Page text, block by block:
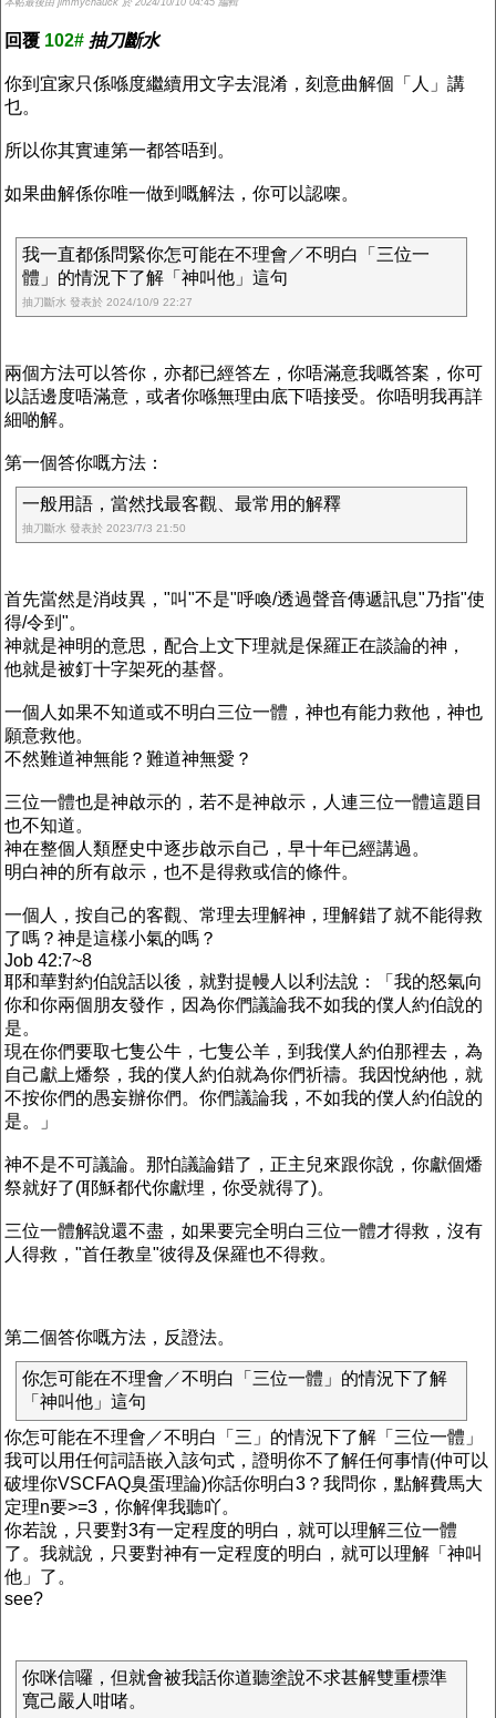
本帖最後由 jimmychauck 於 2024/10/10 04:45 編輯
回覆 102# 抽刀斷水
你到宜家只係喺度繼續用文字去混淆，刻意曲解個「人」講
乜。
所以你其實連第一都答唔到。
如果曲解係你唯一做到嘅解法，你可以認㗎。
我一直都係問緊你怎可能在不理會／不明白「三位一
體」的情況下了解「神叫他」這句
抽刀斷水 發表於 2024/10/9 22:27
兩個方法可以答你，亦都已經答左，你唔滿意我嘅答案，你可
以話邊度唔滿意，或者你喺無理由底下唔接受。你唔明我再詳
細啲解。
第一個答你嘅方法：
一般用語，當然找最客觀、最常用的解釋
抽刀斷水 發表於 2023/7/3 21:50
首先當然是消歧異，"叫"不是"呼喚/透過聲音傳遞訊息"乃指"使
得/令到"。
神就是神明的意思，配合上文下理就是保羅正在談論的神，
他就是被釘十字架死的基督。
一個人如果不知道或不明白三位一體，神也有能力救他，神也
願意救他。
不然難道神無能？難道神無愛？
三位一體也是神啟示的，若不是神啟示，人連三位一體這題目
也不知道。
神在整個人類歷史中逐步啟示自己，早十年已經講過。
明白神的所有啟示，也不是得救或信的條件。
一個人，按自己的客觀、常理去理解神，理解錯了就不能得救
了嗎？神是這樣小氣的嗎？
Job 42:7~8
耶和華對約伯說話以後，就對提幔人以利法說：「我的怒氣向
你和你兩個朋友發作，因為你們議論我不如我的僕人約伯說的
是。
現在你們要取七隻公牛，七隻公羊，到我僕人約伯那裡去，為
自己獻上燔祭，我的僕人約伯就為你們祈禱。我因悅納他，就
不按你們的愚妄辦你們。你們議論我，不如我的僕人約伯說的
是。」
神不是不可議論。那怕議論錯了，正主兒來跟你說，你獻個燔
祭就好了(耶穌都代你獻埋，你受就得了)。
三位一體解說還不盡，如果要完全明白三位一體才得救，沒有
人得救，"首任教皇"彼得及保羅也不得救。
第二個答你嘅方法，反證法。
你怎可能在不理會／不明白「三位一體」的情況下了解
「神叫他」這句
你怎可能在不理會／不明白「三」的情況下了解「三位一體」
我可以用任何詞語嵌入該句式，證明你不了解任何事情(仲可以
破埋你VSCFAQ臭蛋理論)你話你明白3？我問你，點解費馬大
定理n要>=3，你解俾我聽吖。
你若說，只要對3有一定程度的明白，就可以理解三位一體
了。我就說，只要對神有一定程度的明白，就可以理解「神叫
他」了。
see?
你咪信囉，但就會被我話你道聽塗說不求甚解雙重標準
寬己嚴人咁啫。